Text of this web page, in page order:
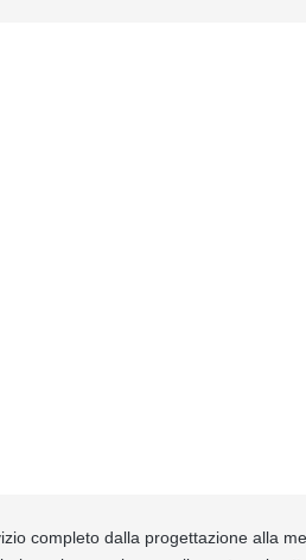
completo dalla progettazione alla